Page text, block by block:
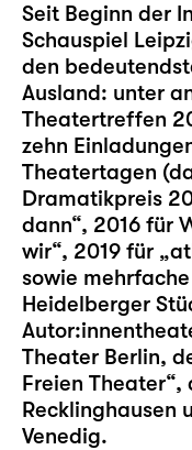
Seit Beginn der
Schauspiel
den
Ausland: unter
Theatertreffen
zehn
Theatertagen
Dramatikpreis
dann“, 2016 für
wir“, 2019 für „
sowie
Heidelberger
Theater Berlin,
Freien Theater“,
Recklinghausen
Venedig.